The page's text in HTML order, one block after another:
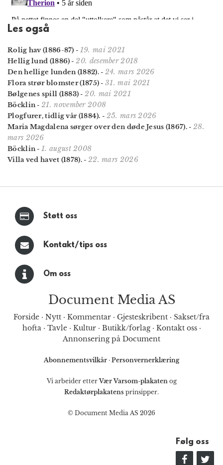
Les også
Rolig hav (1886-87) - 19. mai 2021
Hellig lund (1886) -20. desember 2018
Den hellige lunden (1882).- 24. mars 2026
Flora strør blomster (1875) -31. mai 2021
Bølgenes spill (1883) -20. mai 2021
Böcklin-21. november 2008
Plogfurer, tidlig vår (1884). - 25. mars 2026
Maria Magdalena sørger over den døde Jesus (1867). - 28.
mars 2026
Böcklin-1. august 2008
Villa ved havet (1878).- 22. mars 2026
Støtt oss
Kontakt/tips oss
Om oss
Document Media AS
Forside · Nytt · Kommentar · Gjesteskribent · Sakset/fra
hofta· Tavle· Kultur· Butikk/forlag· Kontakt oss·
Annonsering på Document
Abonnementsvilkår · Personvernerklæring
Vi arbeider etterVær Varsom-plakatenog
Redaktørplakatens prinsipper.
© Document Media AS 2026
Følg oss